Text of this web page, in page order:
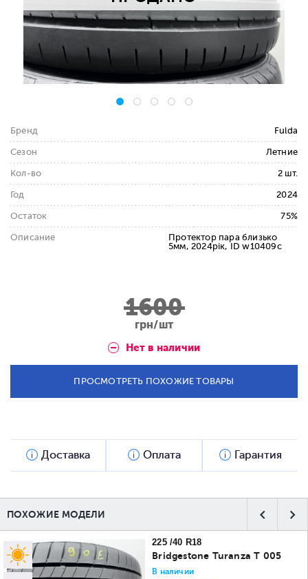
Бренд Fulda
Сезон Летние
Кол-во 2 шт.
Год 2024
Остаток 75%
Описание
Протектор пара близько
5мм, 2024рік, ID w10409c
1600
грн/шт
Нет в наличии
ПРОСМОТРЕТЬ ПОХОЖИЕ ТОВАРЫ
Доставка Оплата Гарантия
ПОХОЖИЕ МОДЕЛИ
225 /40 R18
Bridgestone Turanza T 005
В наличии